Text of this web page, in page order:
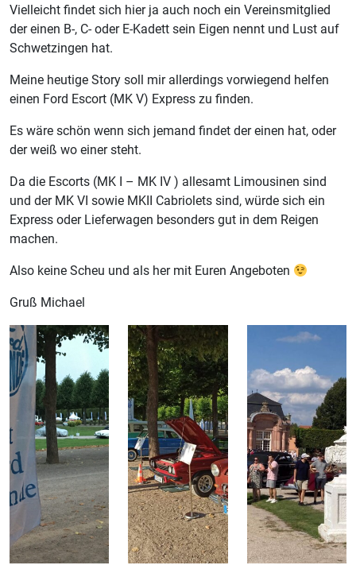
Vielleicht findet sich hier ja auch noch ein Vereinsmitglied
der einen B-, C- oder E-Kadett sein Eigen nennt und Lust auf
Schwetzingen hat.
Meine heutige Story soll mir allerdings vorwiegend helfen
einen Ford Escort (MK V) Express zu finden.
Es wäre schön wenn sich jemand findet der einen hat, oder
der weiß wo einer steht.
Da die Escorts (MK I – MK IV ) allesamt Limousinen sind
und der MK VI sowie MKII Cabriolets sind, würde sich ein
Express oder Lieferwagen besonders gut in dem Reigen
machen.
Also keine Scheu und als her mit Euren Angeboten
Gruß Michael